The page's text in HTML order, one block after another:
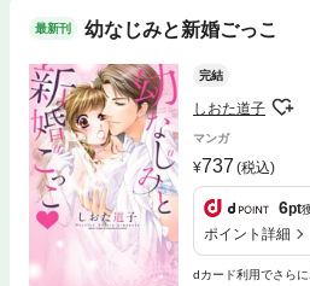
最新刊 幼なじみと新婚ごっこ
完結
しおた道子
マンガ
737 (税込)
6pt
ポイント詳細
dカード利用でさら